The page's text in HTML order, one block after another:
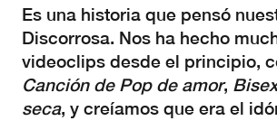
Es una historia que pensó
Discorrosa. Nos ha hecho
videoclips desde el principio,
Canción de Pop de amor,
seca, y creíamos que era el